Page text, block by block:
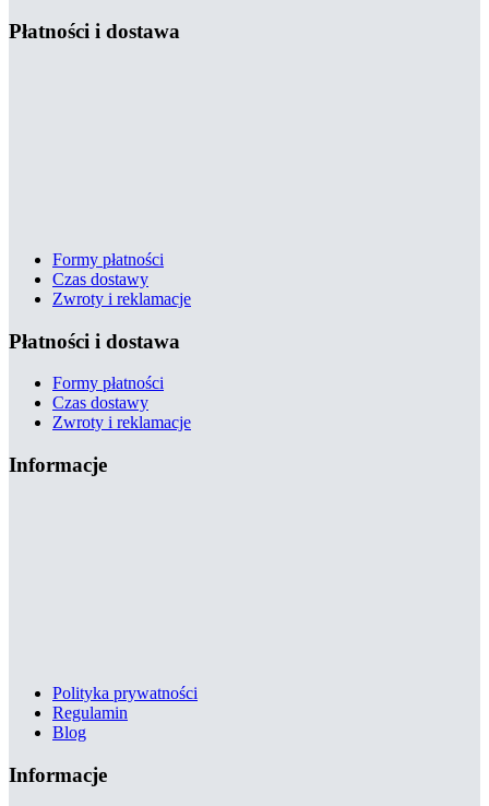
Płatności i dostawa
Formy płatności
Czas dostawy
Zwroty i reklamacje
Płatności i dostawa
Formy płatności
Czas dostawy
Zwroty i reklamacje
Informacje
Polityka prywatności
Regulamin
Blog
Informacje